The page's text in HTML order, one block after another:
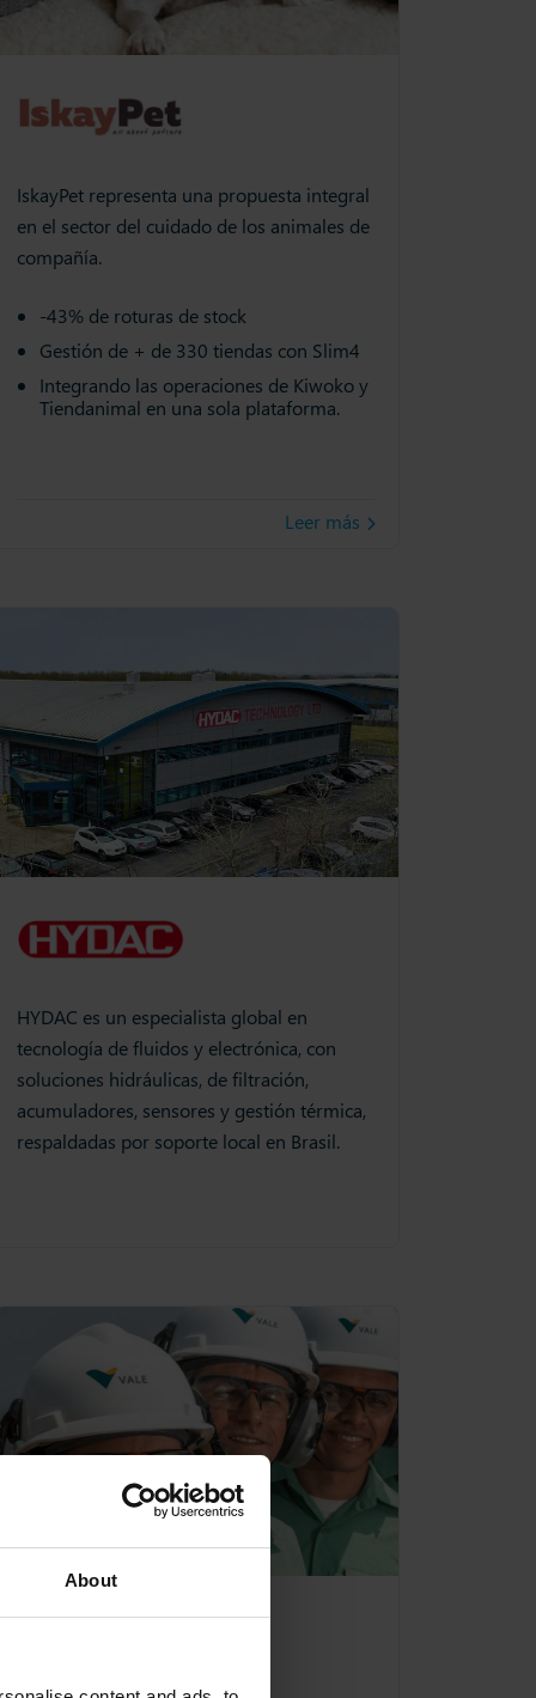
About
IskayPet representa una propuesta integral
en el sector del cuidado de los animales de
compañía.
-43% de roturas de stock
Gestión de + de 330 tiendas con Slim4
Integrando las operaciones de Kiwoko y
Tiendanimal en una sola plataforma.
Leer más
HYDAC es un especialista global en
tecnología de fluidos y electrónica, con
soluciones hidráulicas, de filtración,
acumuladores, sensores y gestión térmica,
respaldadas por soporte local en Brasil.